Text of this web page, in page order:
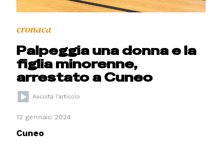
cronaca
Palpeggia una donna e la
figlia minorenne,
arrestato a Cuneo
12 gennaio 2024
Cuneo